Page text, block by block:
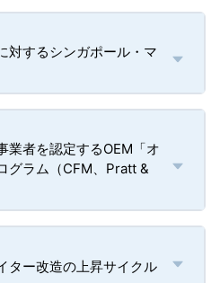
対するシンガポール・マ
業者を認定するOEM「オ
グラム（CFM、Pratt &
ター改造の上昇サイクル